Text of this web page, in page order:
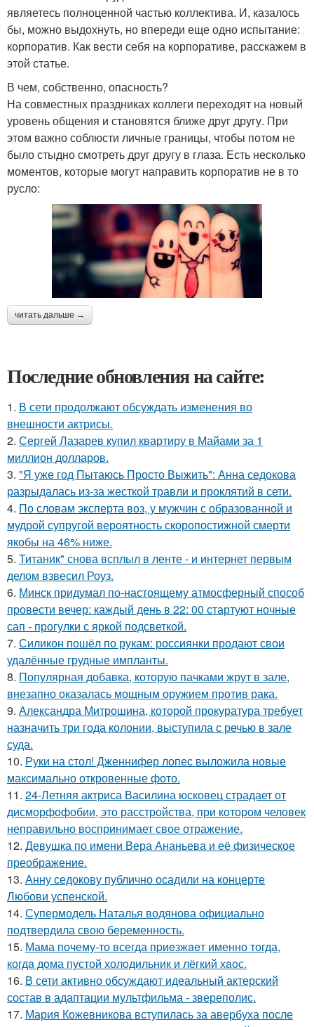
являетесь полноценной частью коллектива. И, казалось
бы, можно выдохнуть, но впереди еще одно испытание:
корпоратив. Как вести себя на корпоративе, расскажем в
этой статье.
В чем, собственно, опасность?
На совместных праздниках коллеги переходят на новый
уровень общения и становятся ближе друг другу. При
этом важно соблюсти личные границы, чтобы потом не
было стыдно смотреть друг другу в глаза. Есть несколько
моментов, которые могут направить корпоратив не в то
русло:
читать дальше →
Последние обновления на сайте:
1. В сети продолжают обсуждать изменения во
внешности актрисы.
2. Сергей Лазарев купил квартиру в Майами за 1
миллион долларов.
3. "Я уже год Пытаюсь Просто Выжить": Анна седокова
разрыдалась из-за жесткой травли и проклятий в сети.
4. По словам эксперта воз, у мужчин с образованной и
мудрой супругой вероятность скоропостижной смерти
якобы на 46% ниже.
5. Титаник" снова всплыл в ленте - и интернет первым
делом взвесил Роуз.
6. Минск придумал по-настоящему атмосферный способ
провести вечер: каждый день в 22: 00 стартуют ночные
сап - прогулки с яркой подсветкой.
7. Силикон пошёл по рукам: россиянки продают свои
удалённые грудные импланты.
8. Популярная добавка, которую пачками жрут в зале,
внезапно оказалась мощным оружием против рака.
9. Александра Митрошина, которой прокуратура требует
назначить три года колонии, выступила с речью в зале
суда.
10. Руки на стол! Дженнифер лопес выложила новые
максимально откровенные фото.
11. 24-Летняя актриса Василина юсковец страдает от
дисморфофобии, это расстройства, при котором человек
неправильно воспринимает свое отражение.
12. Девушка по имени Вера Ананьева и её физическое
преображение.
13. Анну седокову публично осадили на концерте
Любови успенской.
14. Супермодель Наталья водянова официально
подтвердила свою беременность.
15. Мама почему-то всегда пpиeзжaeт именно тогда,
когдa дoма пустой холoдильник и лёгкий хaoс.
16. В сети активно обсуждают идеальный актерский
состав в адаптации мультфильма - звереполис.
17. Мария Кожевникова вступилась за авербуха после